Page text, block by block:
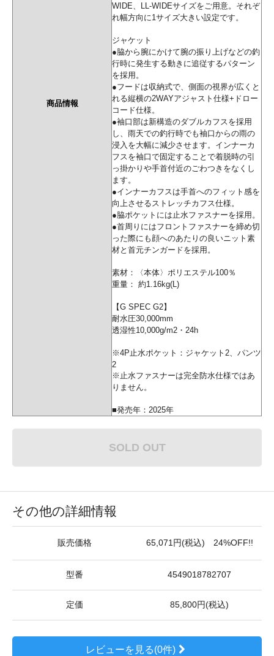
商品情報
WIDE、LL-WIDEサイズをご用意。それぞ
れ幅方向に1サイズ大きい設定です。
ジャケット
●脇から腕にかけて腕の振り上げなどの釣
行時に発生する動きに追従するパターン
を採用。
●フードは収納式で、側面の視界が広くと
れる縦横の2WAYアジャスト仕様+ドロー
コード仕様。
●袖口部は新構造のダブルカフスを採用
し、雨天での釣行時でも袖口からの雨の
浸入を大幅に減少させます。インナーカ
フスを袖口で固定することで着脱時の引
っ掛かりや手首付近のごわつきをなくし
ます。
●インナーカフスは手首へのフィット感を
向上させるストレッチカフス仕様。
●脇ポケットには止水ファスナーを採用。
●首周りにはフロントファスナーを締め切
った際にも顔へのあたりの良いニット素
材と首元チンガードを採用。
素材：〈本体〉ポリエステル100％
重量： 約1.16kg(L)
【G SPEC G2】
耐水圧30,000mm
透湿性10,000g/m2・24h
※4P止水ポケット：ジャケット2、パンツ
2
※止水ファスナーは完全防水仕様ではあ
りません。
■発売年：2025年
SOLD OUT
その他の詳細情報
販売価格 65,071円(税込) 24%OFF!!
型番 4549018782707
定価 85,800円(税込)
レビューを見る(0件)